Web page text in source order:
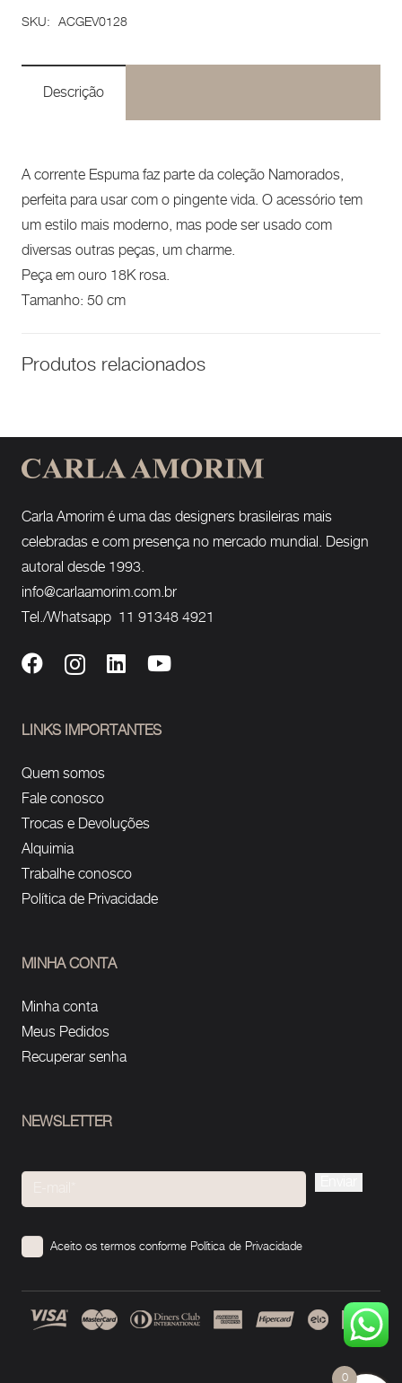
SKU: ACGEV0128
Descrição
A corrente Espuma faz parte da coleção Namorados,
perfeita para usar com o pingente vida. O acessório tem
um estilo mais moderno, mas pode ser usado com
diversas outras peças, um charme.
Peça em ouro 18K rosa.
Tamanho: 50 cm
Produtos relacionados
Carla Amorim é uma das designers brasileiras mais
celebradas e com presença no mercado mundial. Design
autoral desde 1993.
info@carlaamorim.com.br
Tel./Whatsapp 11 91348 4921
LINKS IMPORTANTES
Quem somos
Fale conosco
Trocas e Devoluções
Alquimia
Trabalhe conosco
Política de Privacidade
MINHA CONTA
Minha conta
Meus Pedidos
Recuperar senha
NEWSLETTER
Aceito os termos conforme Política de Privacidade
0